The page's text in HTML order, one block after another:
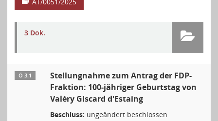
3 Dok.
Ö 3.1
Stellungnahme zum Antrag der FDP-
Fraktion: 100-jähriger Geburtstag von
Valéry Giscard d'Estaing
Beschluss: ungeändert beschlossen